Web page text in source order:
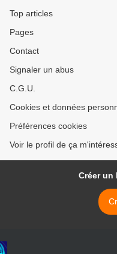
Top articles
Pages
Contact
Signaler un abus
C.G.U.
Cookies et données
Préférences cookies
Voir le profil de ça
Créer un